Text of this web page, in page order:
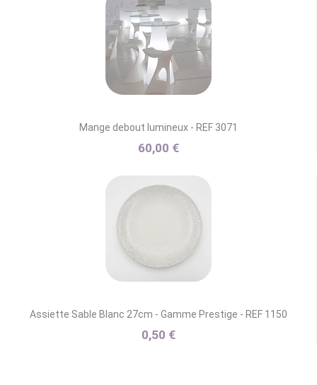
Mange debout lumineux - REF 3071
60,00 €
Assiette Sable Blanc 27cm - Gamme Prestige - REF 1150
0,50 €